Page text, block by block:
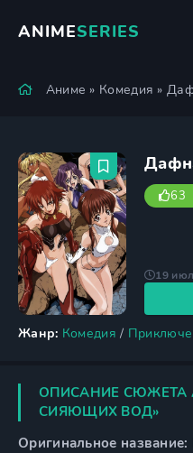
ANIMESERIES
Аниме » Комедия »
63
Жанр: Комедия /
19
ОПИСАНИЕ СЮЖЕТА
СИЯЮЩИХ ВОД»
Оригинальное название: